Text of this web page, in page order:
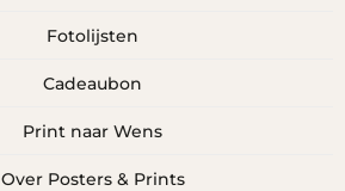
Fotolijsten
Cadeaubon
Print naar Wens
Over Posters & Prints